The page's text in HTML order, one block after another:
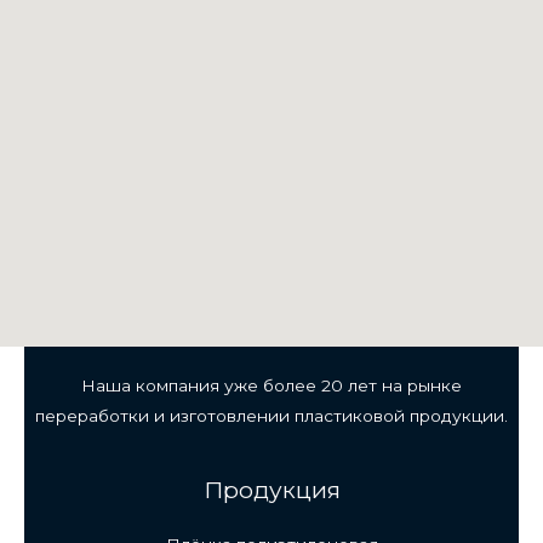
Наша компания уже более 20 лет на рынке
переработки и изготовлении пластиковой продукции.
Продукция